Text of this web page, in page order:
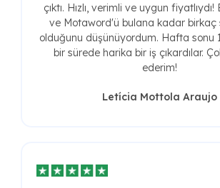
çıktı. Hızlı, verimli ve uygun
ve Motaword'ü bulana kadar birkaç
olduğunu düşünüyordum. Hafta sonu
bir sürede harika bir iş çıkardılar.
ederim!
Letícia Mottola Araujo